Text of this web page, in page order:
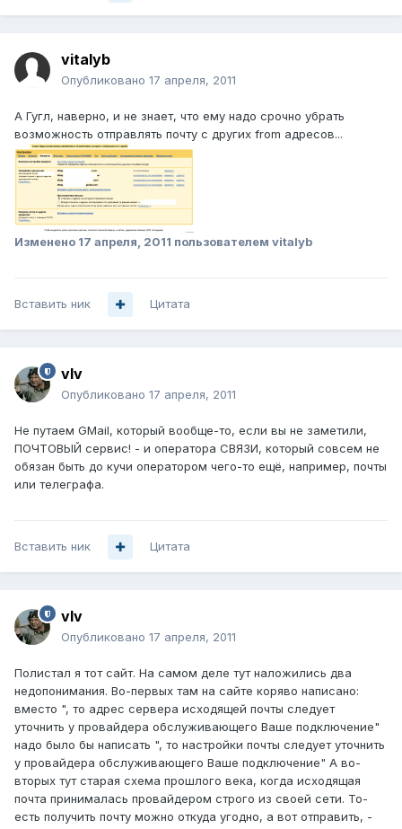
vitalyb
Опубликовано 17 апреля, 2011
А Гугл, наверно, и не знает, что ему надо срочно убрать
возможность отправлять почту с других from адресов...
Изменено 17 апреля, 2011 пользователем vitalyb
Вставить ник Цитата
vIv
Опубликовано 17 апреля, 2011
Не путаем GMail, который вообще-то, если вы не заметили,
ПОЧТОВЫЙ сервис! - и оператора СВЯЗИ, который совсем не
обязан быть до кучи оператором чего-то ещё, например, почты
или телеграфа.
Вставить ник Цитата
vIv
Опубликовано 17 апреля, 2011
Полистал я тот сайт. На самом деле тут наложились два
недопонимания. Во-первых там на сайте коряво написано:
вместо ", то адрес сервера исходящей почты следует
уточнить у провайдера обслуживающего Ваше подключение"
надо было бы написать ", то настройки почты следует уточнить
у провайдера обслуживающего Ваше подключение" А во-
вторых тут старая схема прошлого века, когда исходящая
почта принималась провайдером строго из своей сети. То-
есть получить почту можно откуда угодно, а вот отправить, -